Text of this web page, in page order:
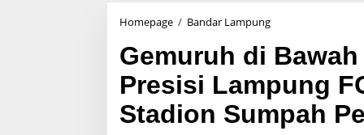
Homepage / Bandar Lampung
m
u
r
u
h
d
Gemuruh di
Presisi Lampung
Stadion Sumpah